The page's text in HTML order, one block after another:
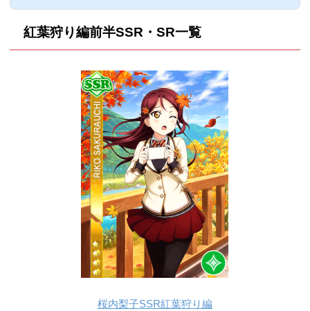
Aqoursは月2回のペースで追加されていく
ょうか？ここでは、次に追加されるであろ
リンクでお願いします。μ's・Aqoursの画
像...
紅葉狩り編前半SSR・SR一覧
桜内梨子SSR紅葉狩り編